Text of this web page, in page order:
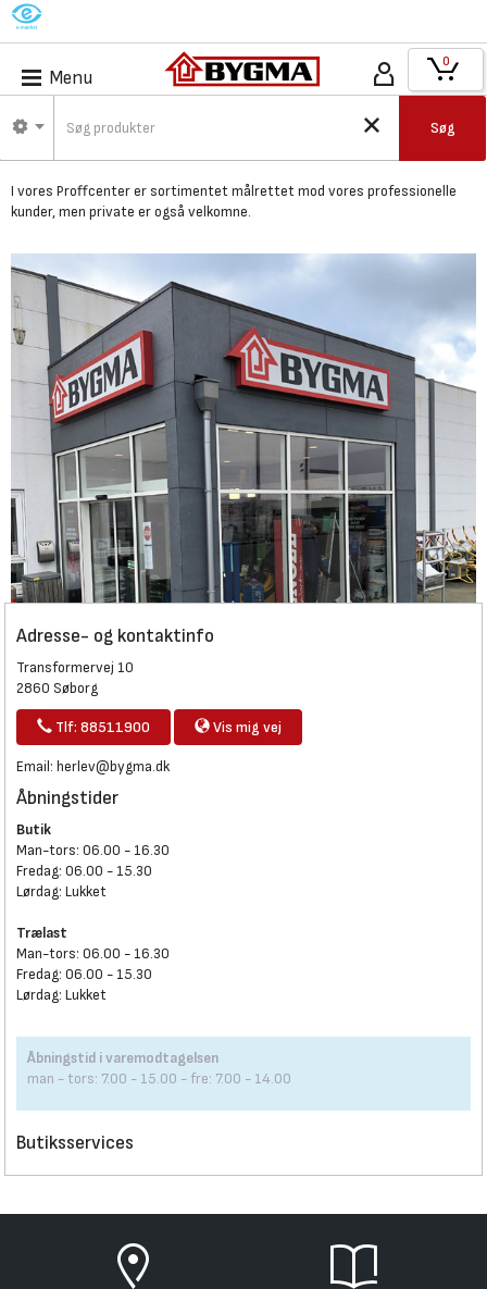
M
Menu
Søg
0
Bygma Herlev -
Proffcenter
I vores Proffcenter er sortimentet målrettet mod vores professionelle
kunder,men private er også velkomne.
Adresse- og kontaktinfo
Transformervej 10
2860 Søborg
Tlf: 88511900 Vis mig vej
Email: herlev@bygma.dk
Åbningstider
Butik
Man-tors: 06.00 - 16.30
Fredag: 06.00 - 15.30
Lørdag: Lukket
Trælast
Man-tors: 06.00 - 16.30
Fredag: 06.00 - 15.30
Lørdag: Lukket
Åbningstid i varemodtagelsen
man - tors: 7.00 - 15.00 - fre: 7.00 - 14.00
Butiksservices